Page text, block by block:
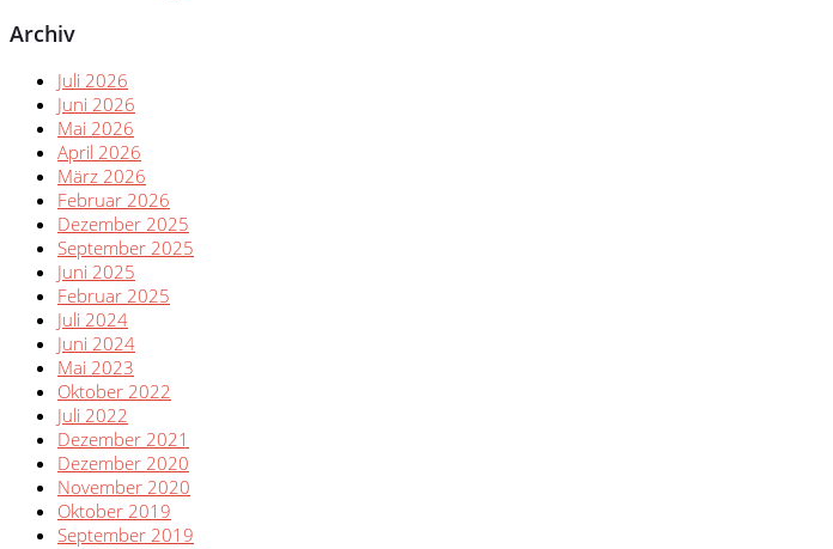
Archiv
Juli 2026
Juni 2026
Mai 2026
April 2026
März 2026
Februar 2026
Dezember 2025
September 2025
Juni 2025
Februar 2025
Juli 2024
Juni 2024
Mai 2023
Oktober 2022
Juli 2022
Dezember 2021
Dezember 2020
November 2020
Oktober 2019
September 2019